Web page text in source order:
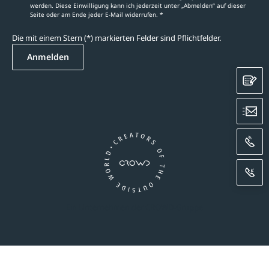
werden. Diese Einwilligung kann ich jederzeit unter „Abmelden‘‘ auf dieser
Seite oder am Ende jeder E-Mail widerrufen. *
Die mit einem Stern (*) markierten Felder sind Pflichtfelder.
Anmelden